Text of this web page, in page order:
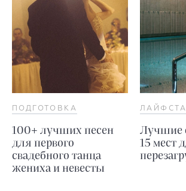
ПОДГОТОВКА
100+ лучших песен
для первого
свадебного танца
жениха и невесты
Лучшие
15 мест